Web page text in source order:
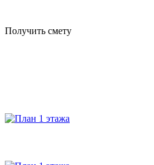
Получить смету